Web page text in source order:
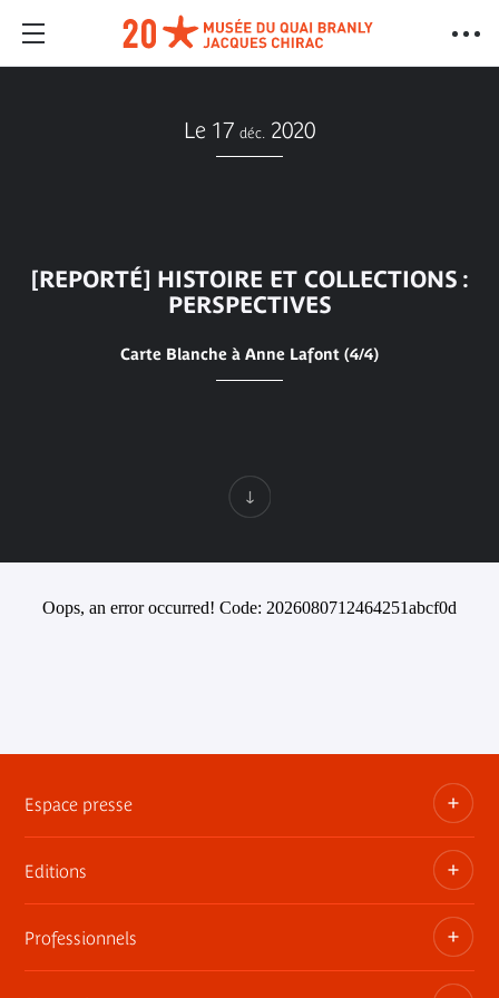
Le 17 déc. 2020
[REPORTÉ] HISTOIRE ET COLLECTIONS :
PERSPECTIVES
Carte Blanche à Anne Lafont (4/4)
Oops, an error occurred! Code: 2026080712464251abcf0d
Espace presse
Dossiers, communiqués, bandes annonces
Contact presse
Editions
Les publications du musée
Professionnels